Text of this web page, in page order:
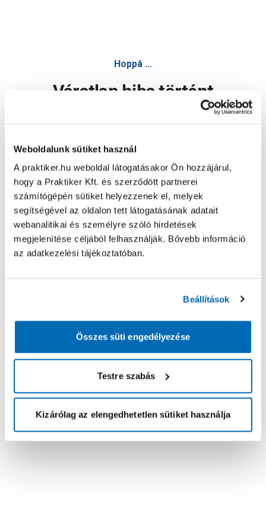
Weboldalunk sütiket használ
A praktiker.hu weboldal látogatásakor Ön hozzájárul,
hogy a Praktiker Kft. és szerződött partnerei
számítógépén sütiket helyezzenek el, melyek
segítségével az oldalon tett látogatásának adatait
webanalitikai és személyre szóló hirdetések
megjelenítése céljából felhasználják. Bővebb információ
az adatkezelési tájékoztatóban.
Beállítások
Összes süti engedélyezése
Testre szabás
Kizárólag az elengedhetetlen sütiket használja
Hoppá ...
Váratlan hiba történt
Oldal újratöltése